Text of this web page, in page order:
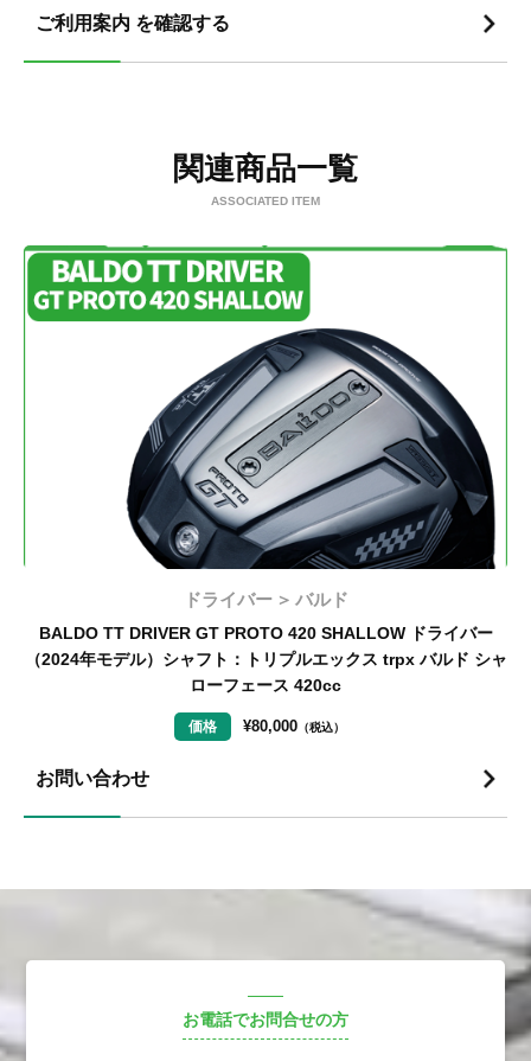
ご利用案内 を確認する
関連商品一覧
ASSOCIATED ITEM
ドライバー バルド
BALDO TT DRIVER GT PROTO 420 SHALLOW ドライバー
（2024年モデル）シャフト：トリプルエックス trpx バルド シャ
ローフェース 420cc
価格 ¥80,000 （税込）
お問い合わせ
お電話でお問合せの方